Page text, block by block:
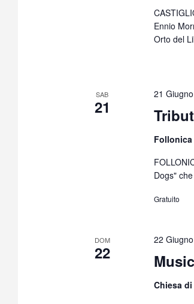
Ennio
Orto del
SAB
21
21
Follonica
Dogs"
Gratuito
DOM
22
22
Chiesa